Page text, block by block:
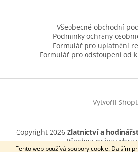
Tento web používá soubory cookie. Dalším
Všeobecné obchodní
Podmínky ochrany
Formulář pro uplatnění
Formulář pro odstoupení od
Vytvořil
Copyright 2026 Zlatnictví a
Všechna práva